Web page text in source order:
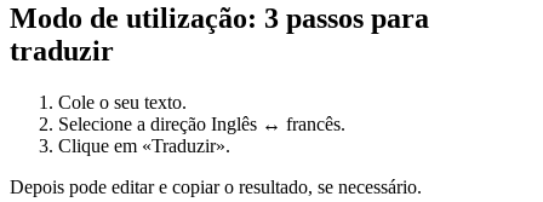
Modo de utilização: 3 passos para
traduzir
Cole o seu texto.
Selecione a direção Inglês ↔ francês.
Clique em «Traduzir».
Depois pode editar e copiar o resultado, se necessário.